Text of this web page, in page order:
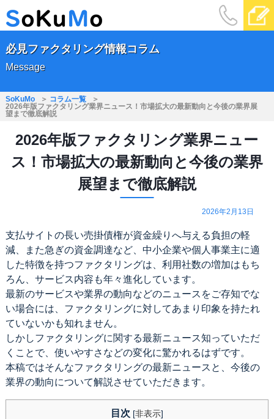
必見ファクタリング情報コラム
Message
SoKuMo
コラム一覧
2026年版ファクタリング業界ニュース！市場拡大の最新動向と今後の業界展
望まで徹底解説
2026年版ファクタリング業界ニュー
ス！市場拡大の最新動向と今後の業界
展望まで徹底解説
2026年2月13日
支払サイトの長い売掛債権が資金繰りへ与える負担の軽
減、また急ぎの資金調達など、中小企業や個人事業主に適
した特徴を持つファクタリングは、利用社数の増加はもち
ろん、サービス内容も年々進化しています。
最新のサービスや業界の動向などのニュースをご存知でな
い場合には、ファクタリングに対してあまり印象を持たれ
ていないかも知れません。
しかしファクタリングに関する最新ニュース知っていただ
くことで、使いやすさなどの変化に驚かれるはずです。
本稿ではそんなファクタリングの最新ニュースと、今後の
業界の動向について解説させていただきます。
目次 [非表示]